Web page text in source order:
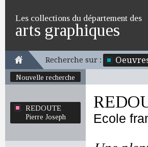
Les collections du département des
arts graphiques
Recherche sur :
Nouvelle recherche
REDOUTE
Pierre Joseph
Ecole